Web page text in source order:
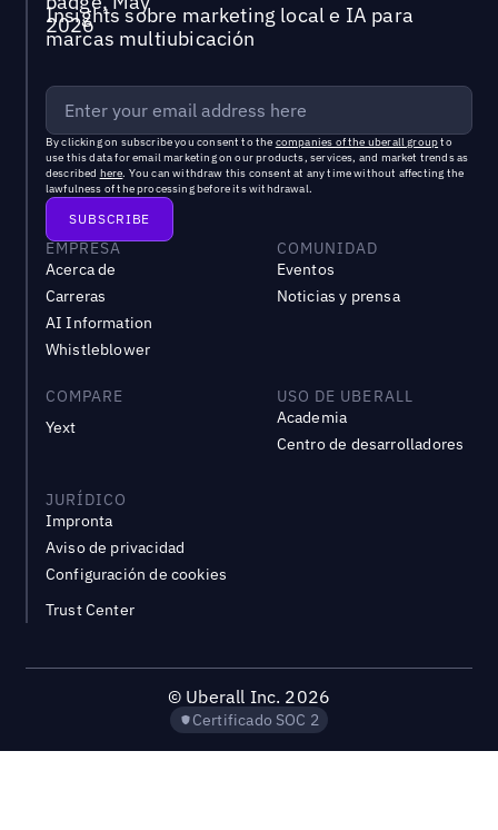
Insights sobre marketing local e IA para
marcas multiubicación
By clicking on subscribe you consent to the companies of the uberall groupto
use this data for email marketing on our products, services, and market trends as
described here. You can withdraw this consent at any time without affecting the
lawfulness of the processing before its withdrawal.
EMPRESA
Acerca de
Carreras
AI Information
Whistleblower
COMUNIDAD
Eventos
Noticias y prensa
COMPARE
Yext
USO DE UBERALL
Academia
Centro de desarrolladores
JURÍDICO
Impronta
Aviso de privacidad
Configuración de cookies
Trust Center
© Uberall Inc. 2026
Certificado SOC 2